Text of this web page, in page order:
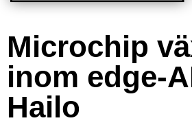
Microchip
inom edge-
Hailo